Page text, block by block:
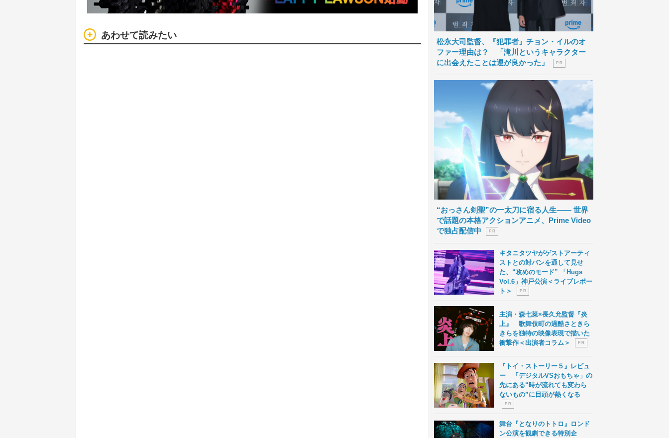
あわせて読みたい
松永大司監督、『犯罪者』チョン・イルのオ
ファー理由は？ 「滝川というキャラクター
に出会えたことは運が良かった」
P R
“おっさん剣聖”の一太刀に宿る人生―― 世界
で話題の本格アクションアニメ、Prime Video
で独占配信中
P R
キタニタツヤがゲストアーティ
ストとの対バンを通して見せ
た、“攻めのモード” 「Hugs
Vol.6」神戸公演＜ライブレポー
ト＞
P R
主演・森七菜×長久允監督『炎
上』 歌舞伎町の過酷さときら
きらを独特の映像表現で描いた
衝撃作＜出演者コラム＞
P R
『トイ・ストーリー５』レビュ
ー 「デジタルVSおもちゃ」の
先にある“時が流れても変わら
ないもの”に目頭が熱くなる
P R
舞台『となりのトトロ』ロンド
ン公演を観劇できる特別企